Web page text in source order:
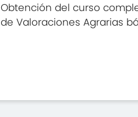
Obtención del curso
de Valoraciones Agrarias